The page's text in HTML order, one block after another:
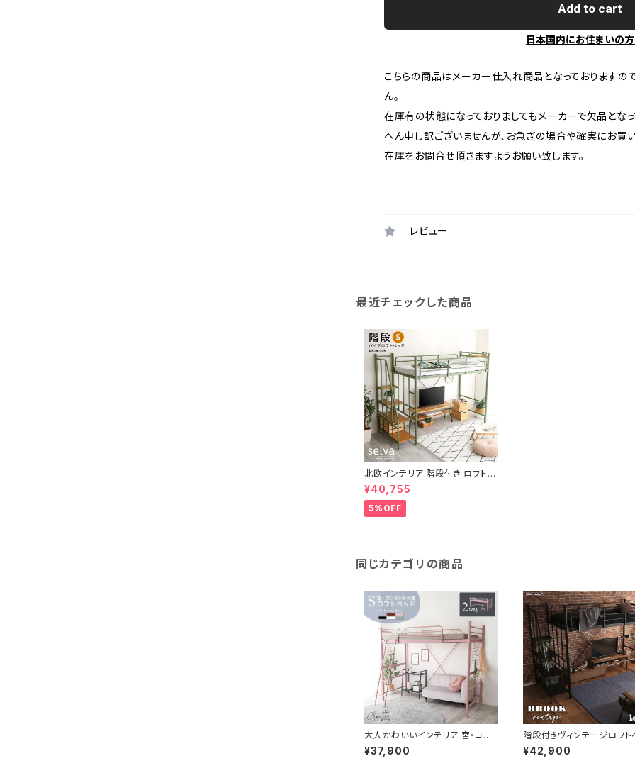
Add to cart
日本国内にお住まいの
こちらの商品はメーカー仕入れ商品となっておりますの
ん。
在庫有の状態になっておりましてもメーカーで欠品とな
へん申し訳ございませんが、お急ぎの場合や確実にお
在庫をお問合せ頂きますようお願い致します。
レビュー
最近チェックした商品
北欧インテリア 階段付き ロフトベ
ッド【selva-セルヴァ-】 HOHT7
0-95
¥40,755
5%OFF
同じカテゴリの商品
大人かわいいインテリア 宮・コン
セント付き ロフトベッド【Choutte
-シュトゥ-】 OKHT70-94
¥37,900
階段付きヴィンテージロフト
【BROOK】 BRHT70-95
¥42,900